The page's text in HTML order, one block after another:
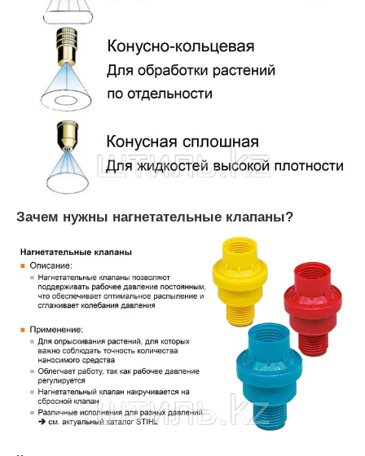
Зачем нужны нагнетательные клапаны?